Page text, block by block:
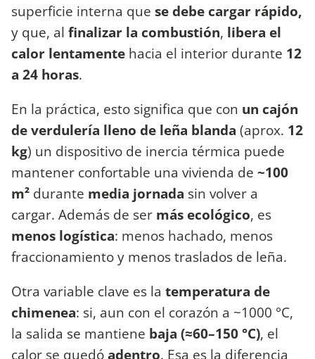
superficie interna que se debe cargar rápido,
y que, al finalizar la combustión, libera el
calor lentamente hacia el interior durante 12
a 24 horas.
En la práctica, esto significa que con un cajón
de verdulería lleno de leña blanda (aprox. 12
kg) un dispositivo de inercia térmica puede
mantener confortable una vivienda de ~100
m² durante media jornada sin volver a
cargar. Además de ser más ecológico, es
menos logística: menos hachado, menos
fraccionamiento y menos traslados de leña.
Otra variable clave es la temperatura de
chimenea: si, aun con el corazón a ~1000 °C,
la salida se mantiene baja (≈60–150 °C), el
calor se quedóadentro. Esa es la diferencia